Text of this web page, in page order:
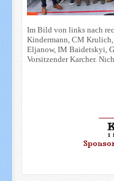
Im Bild von links nach
Kindermann, CM
Eljanow, IM Baidetskyi,
Vorsitzender Karcher.